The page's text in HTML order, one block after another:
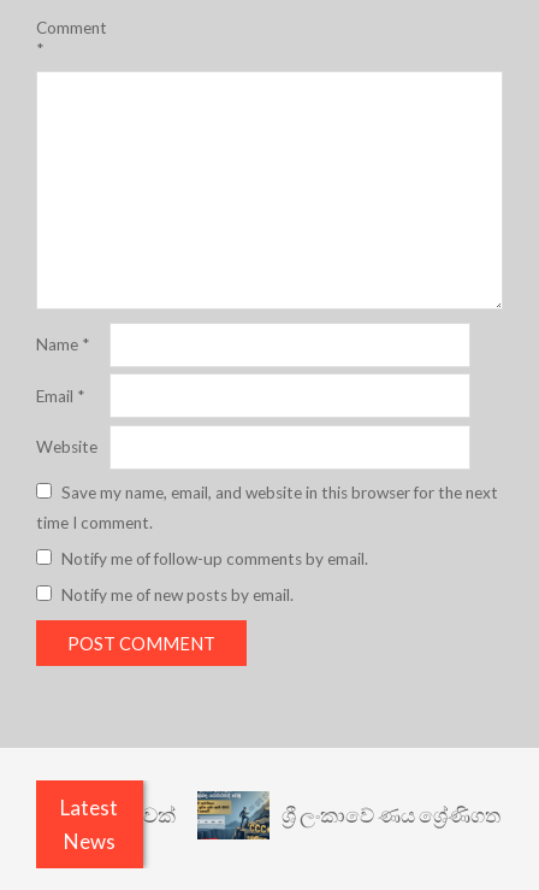
Comment
*
Name *
Email *
Website
Save my name, email, and website in this browser for the next
time I comment.
Notify me of follow-up comments by email.
Notify me of new posts by email.
Latest
News
කවුළුවක් ශ්‍රී ලංකාවේ ණය ශ්‍රේණිගත කිරීම: